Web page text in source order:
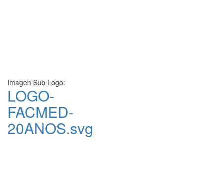
Imagen Sub Logo:
LOGO-
FACMED-
20ANOS.svg